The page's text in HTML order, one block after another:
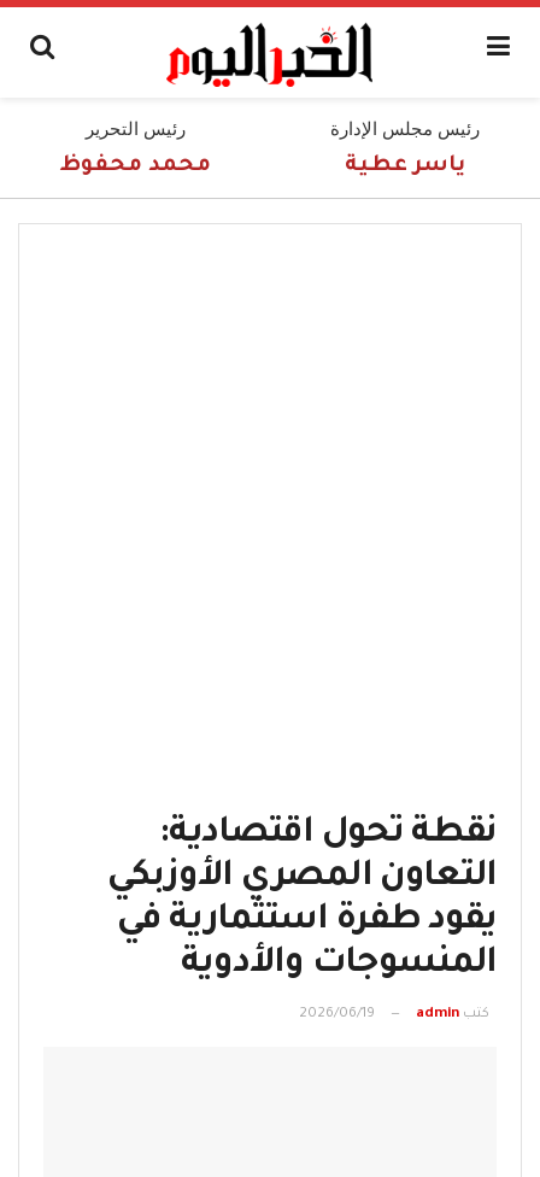
رئيس مجلس الإدارة
ياسر عطية
رئيس التحرير
محمد محفوظ
نقطة تحول اقتصادية:
التعاون المصري الأوزبكي
يقود طفرة استثمارية في
المنسوجات والأدوية
كتب admin
2026/06/19